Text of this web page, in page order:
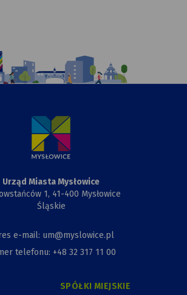
Urząd Miasta Mysłowice
1, 41-400 Mysłowice
Śląskie
e-mail: um@myslowice.pl
telefonu: +48 32 317 11 00
SPÓŁKI MIEJSKIE